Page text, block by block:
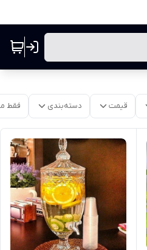
قیمت دسته‌بندی فقط